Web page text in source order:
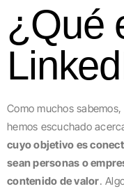
¿Qué
Como muchos
hemos escuchado
cuyo objetivo es
sean personas o
contenido de valor.